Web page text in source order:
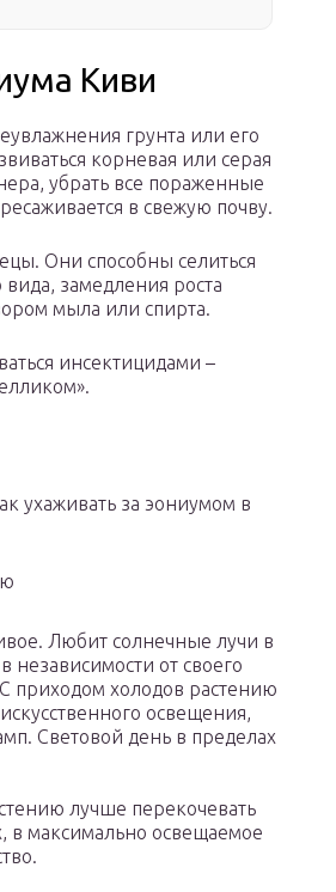
Киви
грунта или его
корневая или серая
убрать все пораженные
в свежую почву.
Они способны селиться
замедления роста
мыла или спирта.
инсектицидами –
ухаживать за эониумом в
Любит солнечные лучи в
независимости от своего
приходом холодов растению
освещения,
Световой день в пределах
лучше перекочевать
в максимально освещаемое